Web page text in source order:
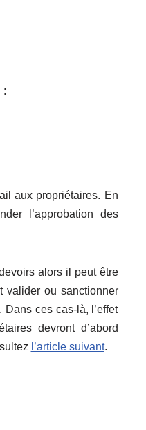
:
aux propriétaires. En
l’approbation des
alors il peut être
valider ou sanctionner
ces cas-là, l’effet
devront d’abord
l’article suivant.